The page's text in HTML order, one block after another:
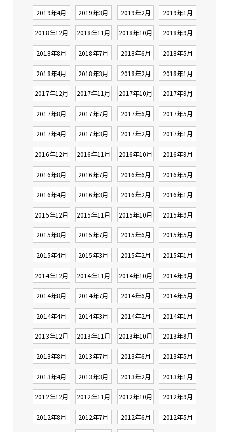
2019年4月 2019年3月 2019年2月 2019年1月
2018年12月 2018年11月 2018年10月 2018年9月
2018年8月 2018年7月 2018年6月 2018年5月
2018年4月 2018年3月 2018年2月 2018年1月
2017年12月 2017年11月 2017年10月 2017年9月
2017年8月 2017年7月 2017年6月 2017年5月
2017年4月 2017年3月 2017年2月 2017年1月
2016年12月 2016年11月 2016年10月 2016年9月
2016年8月 2016年7月 2016年6月 2016年5月
2016年4月 2016年3月 2016年2月 2016年1月
2015年12月 2015年11月 2015年10月 2015年9月
2015年8月 2015年7月 2015年6月 2015年5月
2015年4月 2015年3月 2015年2月 2015年1月
2014年12月 2014年11月 2014年10月 2014年9月
2014年8月 2014年7月 2014年6月 2014年5月
2014年4月 2014年3月 2014年2月 2014年1月
2013年12月 2013年11月 2013年10月 2013年9月
2013年8月 2013年7月 2013年6月 2013年5月
2013年4月 2013年3月 2013年2月 2013年1月
2012年12月 2012年11月 2012年10月 2012年9月
2012年8月 2012年7月 2012年6月 2012年5月